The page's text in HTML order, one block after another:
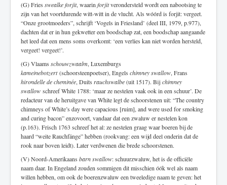
(G) Fries swealke forjit, waarinforjitverondersteld wordt een nabootsing te
zijn van het voortdurende witt-witt in de vlucht. Als wóórd is forjit: vergeet.
“Onze grootmoeders”, schrijft ‘Vogels in Friesland’ (deel III, 1979, p.977),
dachten dat er in hun gekwetter een boodschap zat, een boodschap aangaande
het leed dat een mens soms overkomt: ‘een verlies kan niet worden hersteld,
vergeet! vergeet!’.
(G) Vlaams schouwzwaalm, Luxemburgs
kameinebotzert(schoorsteenpoetser), Engels chimney swallow, Frans
hirondelle de cheminée, Duits rauchswalbe(uit 1517). Bij chimney
swallow schreef White 1788: ‘maar ze nestelen vaak ook in een schuur’. De
redacteur van de heruitgave van White legt de schoorstenen uit: “The country
chimneys of White’s day were capacious [ruim], and were used for smoking
and curing bacon” enzovoort, vandaar dat een zwaluw er nestelen kon
(p.163). Frisch 1763 schreef het al: ze nestelen graag waar boeren bij de
haard “weite Rauchfänge” hebben (rookvang: een wijd deel onderin dat de
rook naar boven leidt). Later verdwenen die brede schoorstenen.
(V) Noord-Amerikaans barn swallow: schuurzwaluw, het is de officiële
naam daar. In Engeland zouden sommigen dit misschien óók wel als naam
willen hebben, om ook de boerenzwaluw een tweeledige naam te geven: het